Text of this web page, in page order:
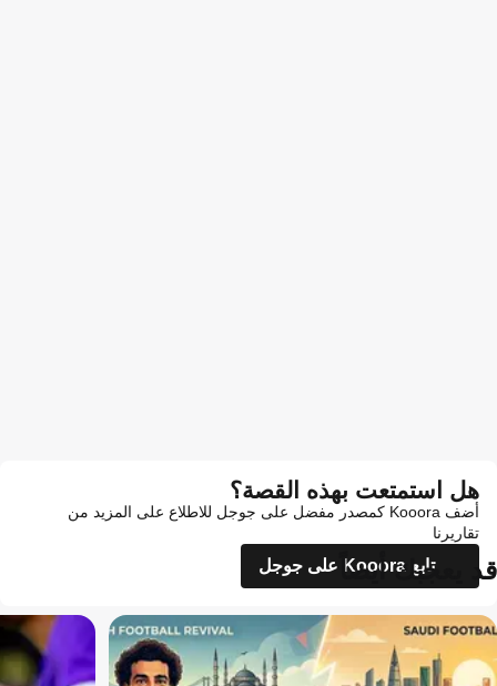
هل استمتعت بهذه القصة؟
أضف Kooora كمصدر مفضل على جوجل للاطلاع على المزيد من
تقاريرنا
تابع Kooora على جوجل
قد يعجبك أيضاً